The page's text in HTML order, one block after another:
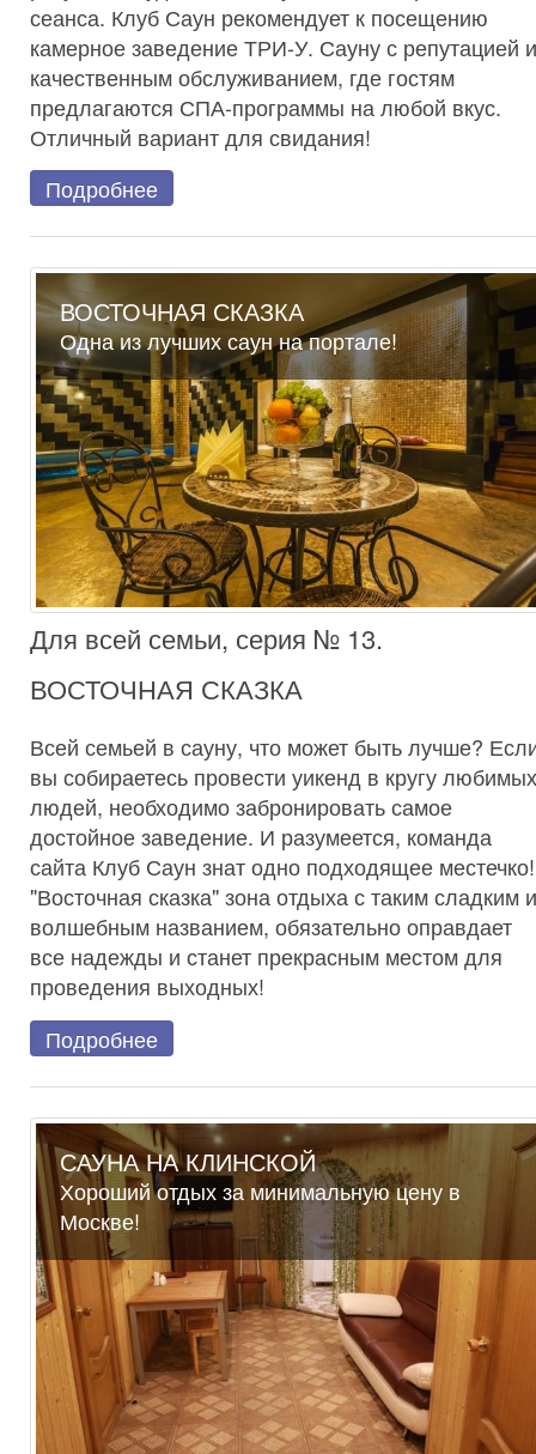
сеанса. Клуб Саун рекомендует к посещению
камерное заведение ТРИ-У. Сауну с репутацией и
качественным обслуживанием, где гостям
предлагаются СПА-программы на любой вкус.
Отличный вариант для свидания!
Подробнее
ВОСТОЧНАЯ СКАЗКА
Одна из лучших саун на портале!
Для всей семьи, серия № 13.
ВОСТОЧНАЯ СКАЗКА
Всей семьей в сауну, что может быть лучше?
вы собираетесь провести уикенд в кругу любимых
людей, необходимо забронировать самое
достойное заведение. И разумеется, команда
сайта Клуб Саун знат одно подходящее местечко!
"Восточная сказка" зона отдыха с таким сладким и
волшебным названием, обязательно оправдает
все надежды и станет прекрасным местом для
проведения выходных!
Подробнее
САУНА НА КЛИНСКОЙ
Хороший отдых за минимальную цену в
Москве!